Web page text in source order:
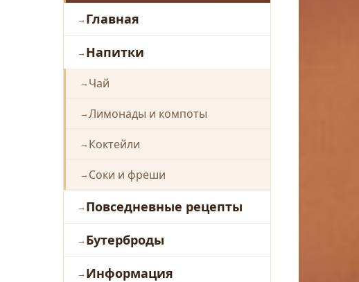
Главная
Напитки
Чай
Лимонады и компоты
Коктейли
Соки и фреши
Повседневные рецепты
Бутерброды
Информация